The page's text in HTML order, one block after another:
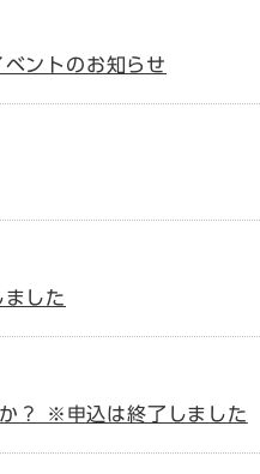
ントのお知らせ
した
？ ※申込は終了しました